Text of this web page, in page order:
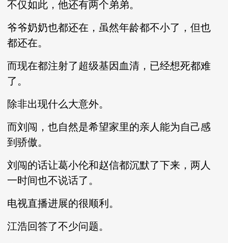
不仅如此，他还有两个弟弟。
爷爷奶奶也都还在，虽然年龄都不小了，但也
都还在。
而现在都注射了超级基因血清，已经想死都难
了。
除非出现什么大意外。
而刘闯，也自然是希望家里的亲人能为自己感
到骄傲。
刘闯的话让葛小伦和赵信都沉默了下来，两人
一时间也不说话了。
电视直播进展的很顺利。
江浩回答了不少问题。